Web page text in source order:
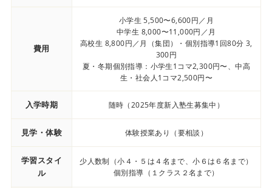
費用
小学生 5,500〜6,600円／月
中学生 8,000〜11,000円／月
高校生 8,800円／月（集団）・個別指導1回80分 3,
300円
夏・冬期個別指導：小学生1コマ2,300円〜、中高
生・社会人1コマ2,500円〜
入学時期 随時（2025年度新入塾生募集中）
見学・体験 体験授業あり（要相談）
学習スタイ
ル
少人数制（小４・５は４名まで、小６は６名まで）
個別指導（１クラス２名まで）